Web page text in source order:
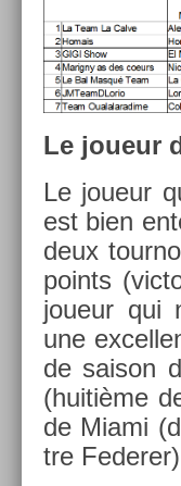
Le joueur
Le joueur
est bien
deux
points
joueur qui
une
de saison
(huitième
de Miami
tre